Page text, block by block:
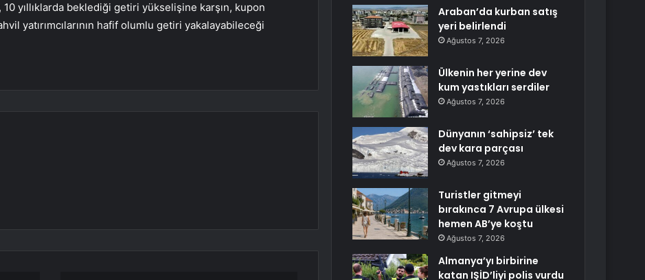
10 yıllıklarda beklediği getiri yükselişine karşın, kupon
yatırımcılarının hafif olumlu getiri yakalayabileceği
Araban’da kurban satış
yeri belirlendi
Ağustos 7, 2026
Ülkenin her yerine dev
kum yastıkları serdiler
Ağustos 7, 2026
Dünyanın ‘sahipsiz’ tek
dev kara parçası
Ağustos 7, 2026
Turistler gitmeyi
bırakınca 7 Avrupa ülkesi
hemen AB’ye koştu
Ağustos 7, 2026
Almanya’yı birbirine
katan IŞİD’liyi polis vurdu